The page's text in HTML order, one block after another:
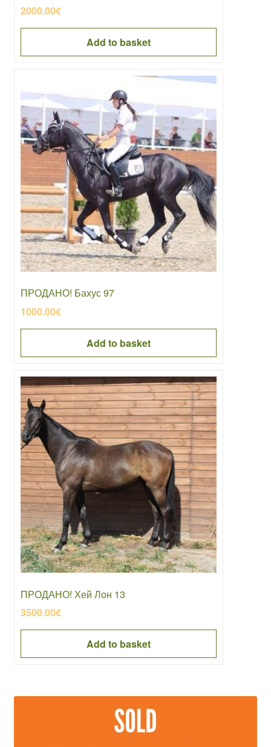
2000.00€
Add to basket
ПРОДАНО! Бахус 97
1000.00€
Add to basket
ПРОДАНО! Хей Лон 13
3500.00€
Add to basket